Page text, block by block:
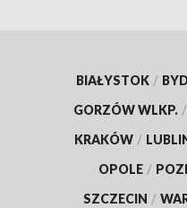
BIAŁYSTOK /
GORZÓW WLKP. /
KRAKÓW /
OPOLE /
SZCZECIN /